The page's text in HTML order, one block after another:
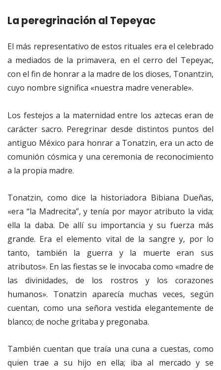
La peregrinación al Tepeyac
El más representativo de estos rituales era el celebrado
a mediados de la primavera, en el cerro del Tepeyac,
con el fin de honrar a la madre de los dioses, Tonantzin,
cuyo nombre significa «nuestra madre venerable».
Los festejos a la maternidad entre los aztecas eran de
carácter sacro. Peregrinar desde distintos puntos del
antiguo México para honrar a Tonatzin, era un acto de
comunión cósmica y una ceremonia de reconocimiento
a la propia madre.
Tonatzin, como dice la historiadora Bibiana Dueñas,
«era “la Madrecita”, y tenía por mayor atributo la vida;
ella la daba. De allí su importancia y su fuerza más
grande. Era el elemento vital de la sangre y, por lo
tanto, también la guerra y la muerte eran sus
atributos». En las fiestas se le invocaba como «madre de
las divinidades, de los rostros y los corazones
humanos». Tonatzin aparecía muchas veces, según
cuentan, como una señora vestida elegantemente de
blanco; de noche gritaba y pregonaba.
También cuentan que traía una cuna a cuestas, como
quien trae a su hijo en ella; iba al mercado y se